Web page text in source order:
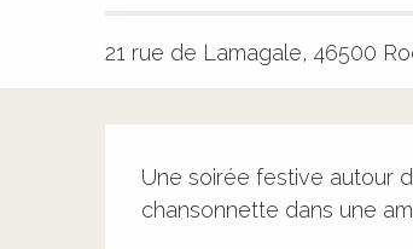
21 rue de Lamagale, 46500
Une soirée festive autour
chansonnette dans une